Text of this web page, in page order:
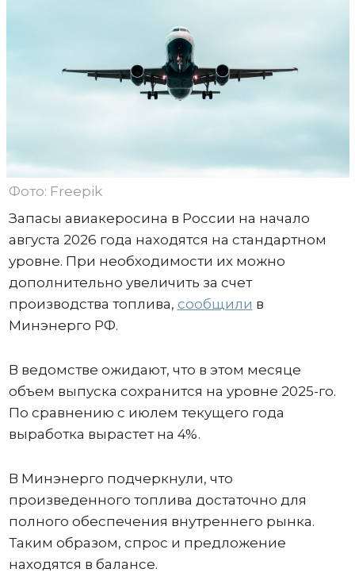
Фото: Freepik
Запасы авиакеросина в России на начало
августа 2026 года находятся на стандартном
уровне. При необходимости их можно
дополнительно увеличить за счет
производства топлива, сообщили в
Минэнерго РФ.
В ведомстве ожидают, что в этом месяце
объем выпуска сохранится на уровне 2025-го.
По сравнению с июлем текущего года
выработка вырастет на 4%.
В Минэнерго подчеркнули, что
произведенного топлива достаточно для
полного обеспечения внутреннего рынка.
Таким образом, спрос и предложение
находятся в балансе.